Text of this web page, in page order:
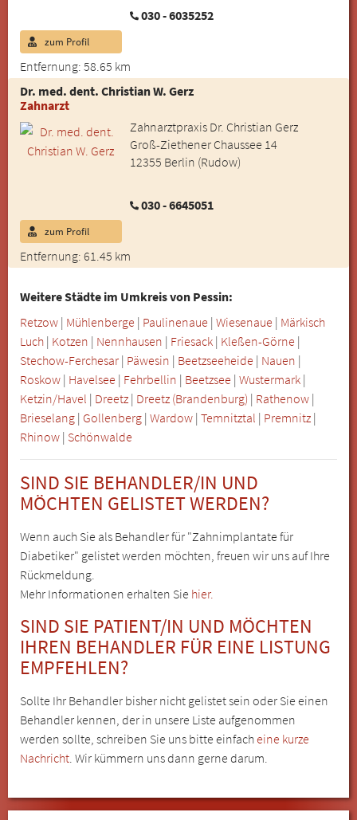
030 - 6035252
Entfernung: 58.65 km
zum Profil
Dr. med. dent. Christian W. Gerz
Zahnarzt
Zahnarztpraxis Dr. Christian Gerz
Groß-Ziethener Chaussee 14
12355 Berlin (Rudow)
030 - 6645051
Entfernung: 61.45 km
zum Profil
Weitere Städte im Umkreis von Pessin:
Retzow | Mühlenberge | Paulinenaue | Wiesenaue | Märkisch
Luch | Kotzen | Nennhausen | Friesack | Kleßen-Görne |
Stechow-Ferchesar | Päwesin | Beetzseeheide | Nauen |
Roskow | Havelsee | Fehrbellin | Beetzsee | Wustermark |
Ketzin/Havel | Dreetz | Dreetz (Brandenburg) | Rathenow |
Brieselang | Gollenberg | Wardow | Temnitztal | Premnitz |
Rhinow | Schönwalde
SIND SIE BEHANDLER/IN UND
MÖCHTEN GELISTET WERDEN?
Wenn auch Sie als Behandler für "Zahnimplantate für
Diabetiker" gelistet werden möchten, freuen wir uns auf Ihre
Rückmeldung.
Mehr Informationen erhalten Sie hier.
SIND SIE PATIENT/IN UND MÖCHTEN
IHREN BEHANDLER FÜR EINE LISTUNG
EMPFEHLEN?
Sollte Ihr Behandler bisher nicht gelistet sein oder Sie einen
Behandler kennen, der in unsere Liste aufgenommen
werden sollte, schreiben Sie uns bitte einfacheine kurze
Nachricht. Wir kümmern uns dann gerne darum.